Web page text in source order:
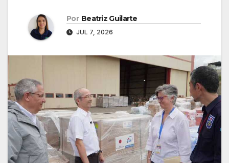
Por Beatriz Guilarte
JUL 7, 2026